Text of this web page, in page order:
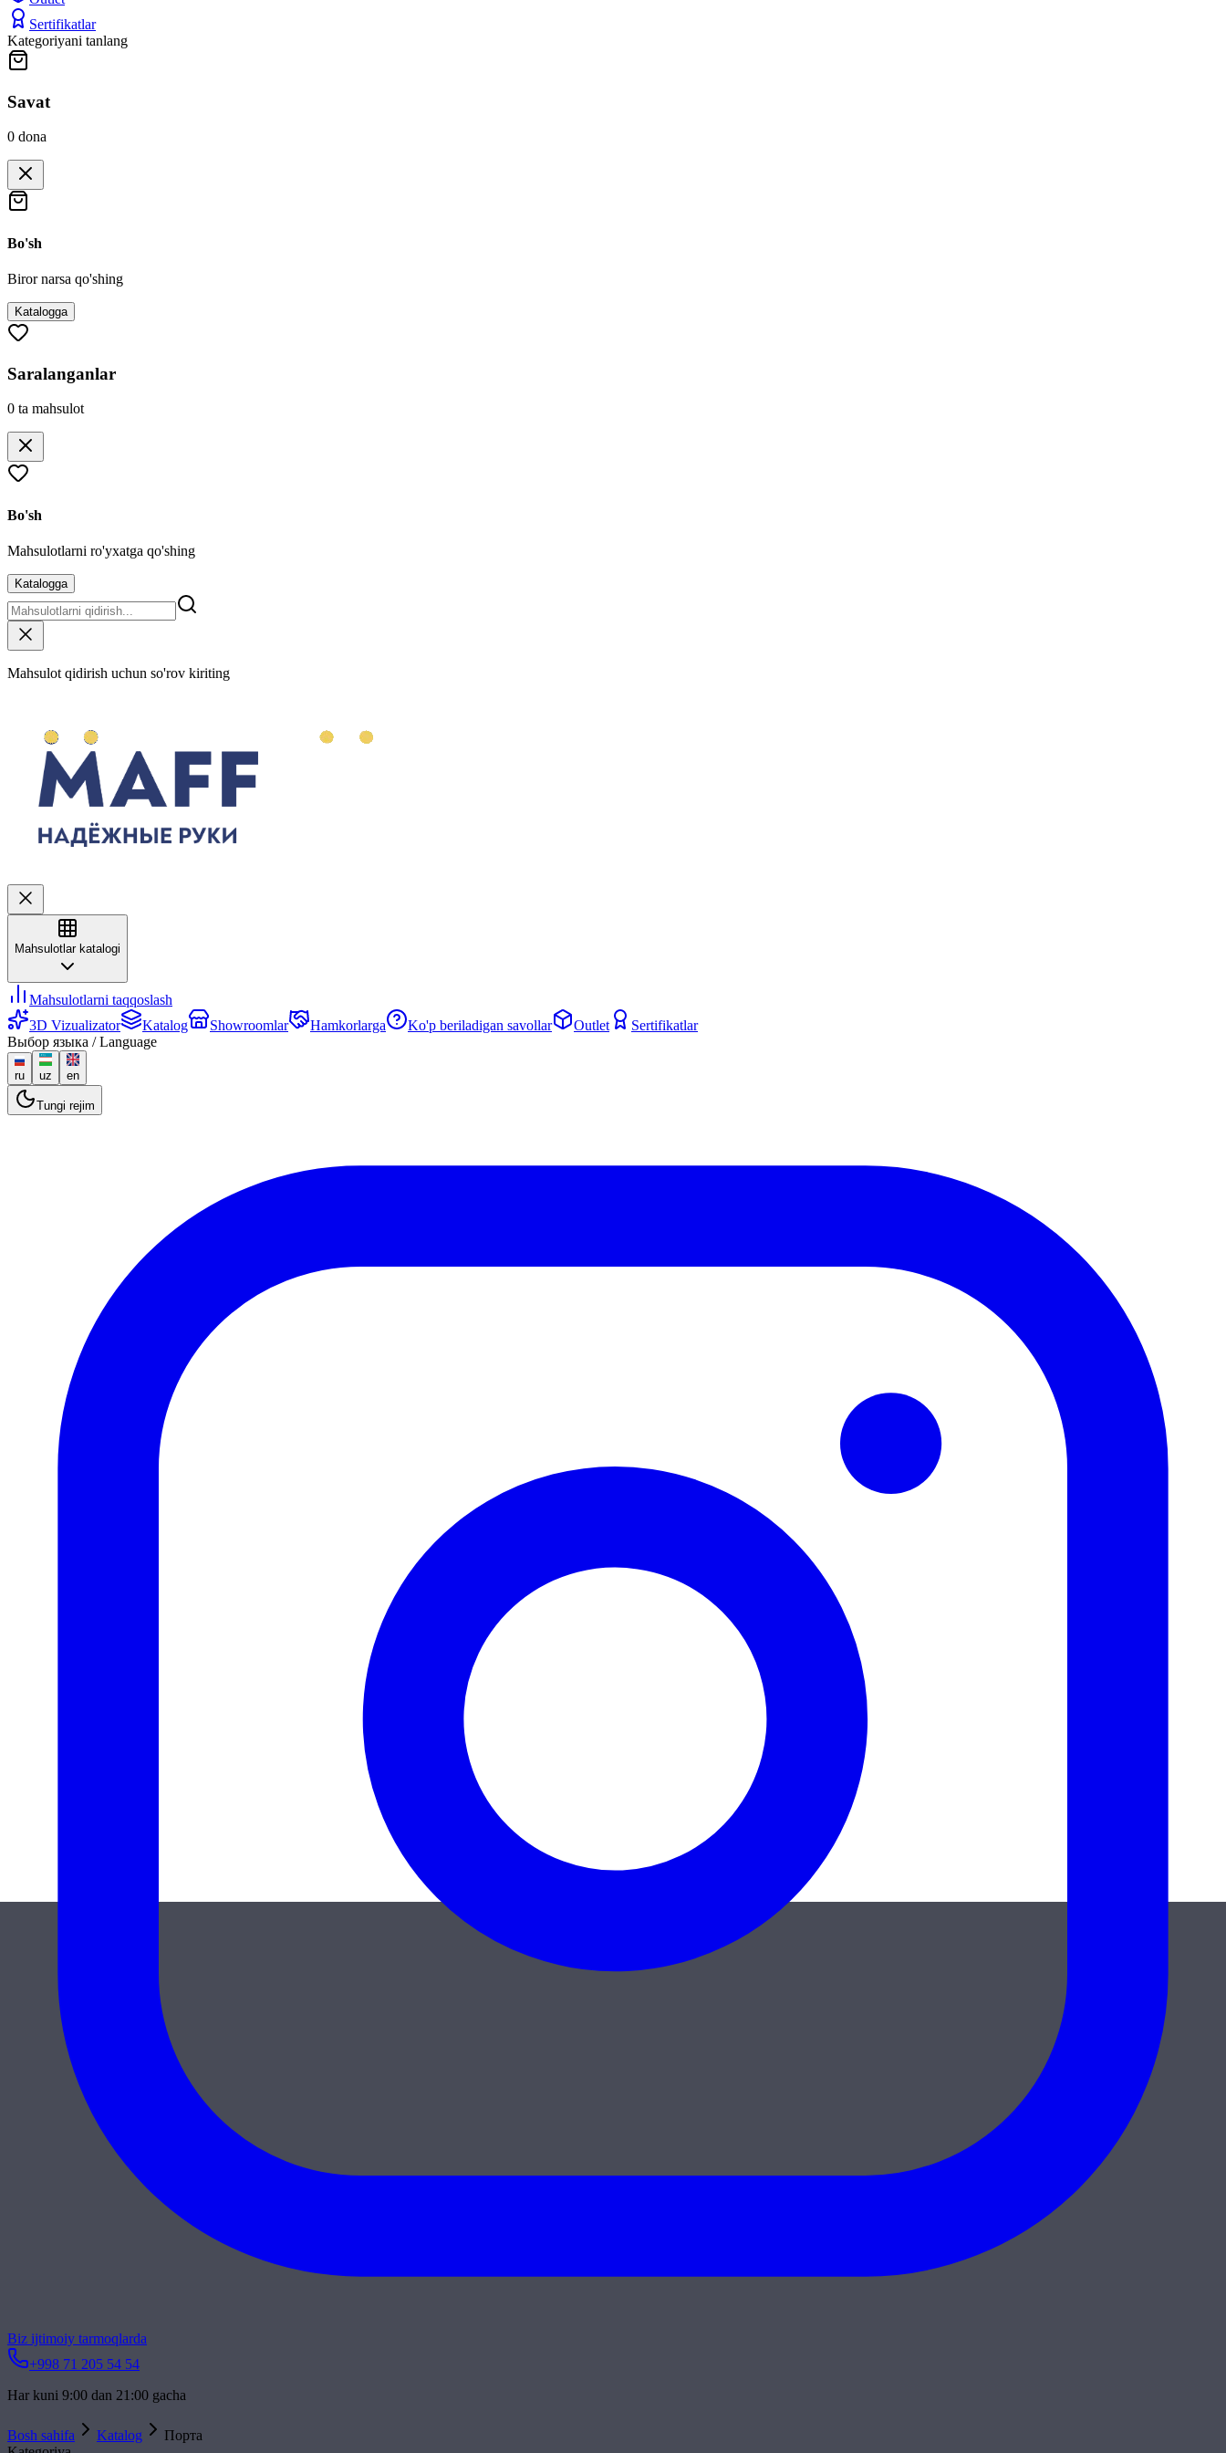
Sertifikatlar
Kategoriyani tanlang
Savat
0 dona
Bo'sh
Biror narsa qo'shing
Katalogga
Saralanganlar
0 ta mahsulot
Bo'sh
Mahsulotlarni ro'yxatga qo'shing
Katalogga
Mahsulot qidirish uchun so'rov kiriting
Mahsulotlar katalogi
Mahsulotlarni taqqoslash
3D Vizualizator
Katalog Showroomlar Hamkorlarga Ko'p beriladigan savollar Outlet
Sertifikatlar
Выбор языка / Language
ru uz en
Tungi rejim
Biz ijtimoiy tarmoqlarda
+998 71 205 54 54
Har kuni 9:00 dan 21:00 gacha
Bosh sahifa Katalog
Порта